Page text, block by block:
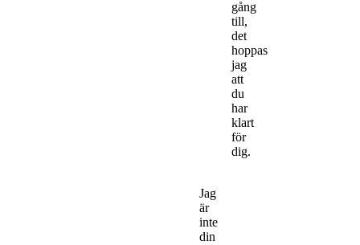
gång
till,
det
hoppas
jag
att
du
har
klart
för
dig.
Jag
är
inte
din